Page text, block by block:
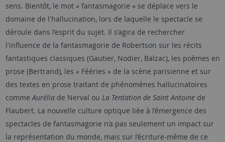
sens. Bientôt, le mot « fantasmagorie » se déplace vers le
domaine de l'hallucination, lors de laquelle le spectacle se
déroule dans l’esprit du sujet. Il s’agira de rechercher
l'influence de la fantasmagorie de Robertson sur les récits
fantastiques classiques (Gautier, Nodier, Balzac), les poèmes en
prose (Bertrand), les « Fééries » de la scène parisienne et sur
des textes en prose traitant de phénomènes hallucinatoires
comme Auréliade Nerval ou La Tentation de Saint Antoinede
Flaubert. La nouvelle culture optique liée à l’émergence des
spectacles de fantasmagorie n’a pas seulement un impact sur
la représentation du monde, mais sur l’écriture-même de ce